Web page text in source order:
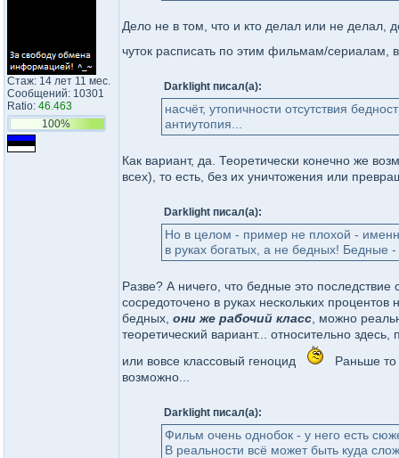
Стаж: 14 лет 11 мес.
Сообщений: 10301
Ratio: 46.463
100%
Дело не в том, что и кто делал или не делал,
чуток расписать по этим фильмам/сериалам,
Darklight писал(а):
насчёт, утопичности отсутствия
антиутопия...
Как вариант, да. Теоретически конечно же
всех), то есть, без их уничтожения или
Darklight писал(а):
Но в целом - пример не плохой -
в руках богатых, а не бедных! Бедные
Разве? А ничего, что бедные это
сосредоточено в руках нескольких
бедных, они же рабочий класс , можно
теоретический вариант... относительно
или вовсе классовый геноцид
Раньше то
возможно...
Darklight писал(а):
Фильм очень однобок - у него есть
В реальности всё может быть куда